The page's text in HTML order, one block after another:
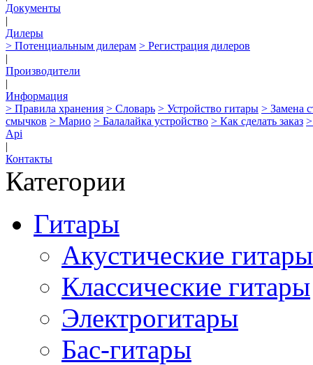
Документы
|
Дилеры
> Потенциальным дилерам > Регистрация дилеров
|
Производители
|
Информация
> Правила хранения > Словарь > Устройство гитары > Замена
смычков > Марио > Балалайка устройство > Как сделать заказ
Api
|
Контакты
Категории
Гитары
Акустические гитары
Классические гитары
Электрогитары
Бас-гитары